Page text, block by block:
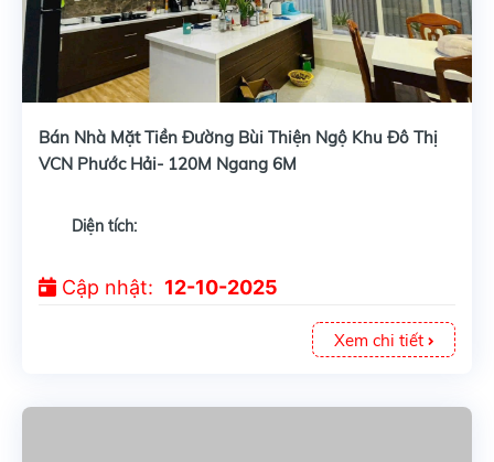
Bán Nhà Mặt Tiền Đường Bùi Thiện Ngộ Khu Đô Thị
VCN Phước Hải- 120M Ngang 6M
Diện tích:
Cập nhật: 12-10-2025
Xem chi tiết